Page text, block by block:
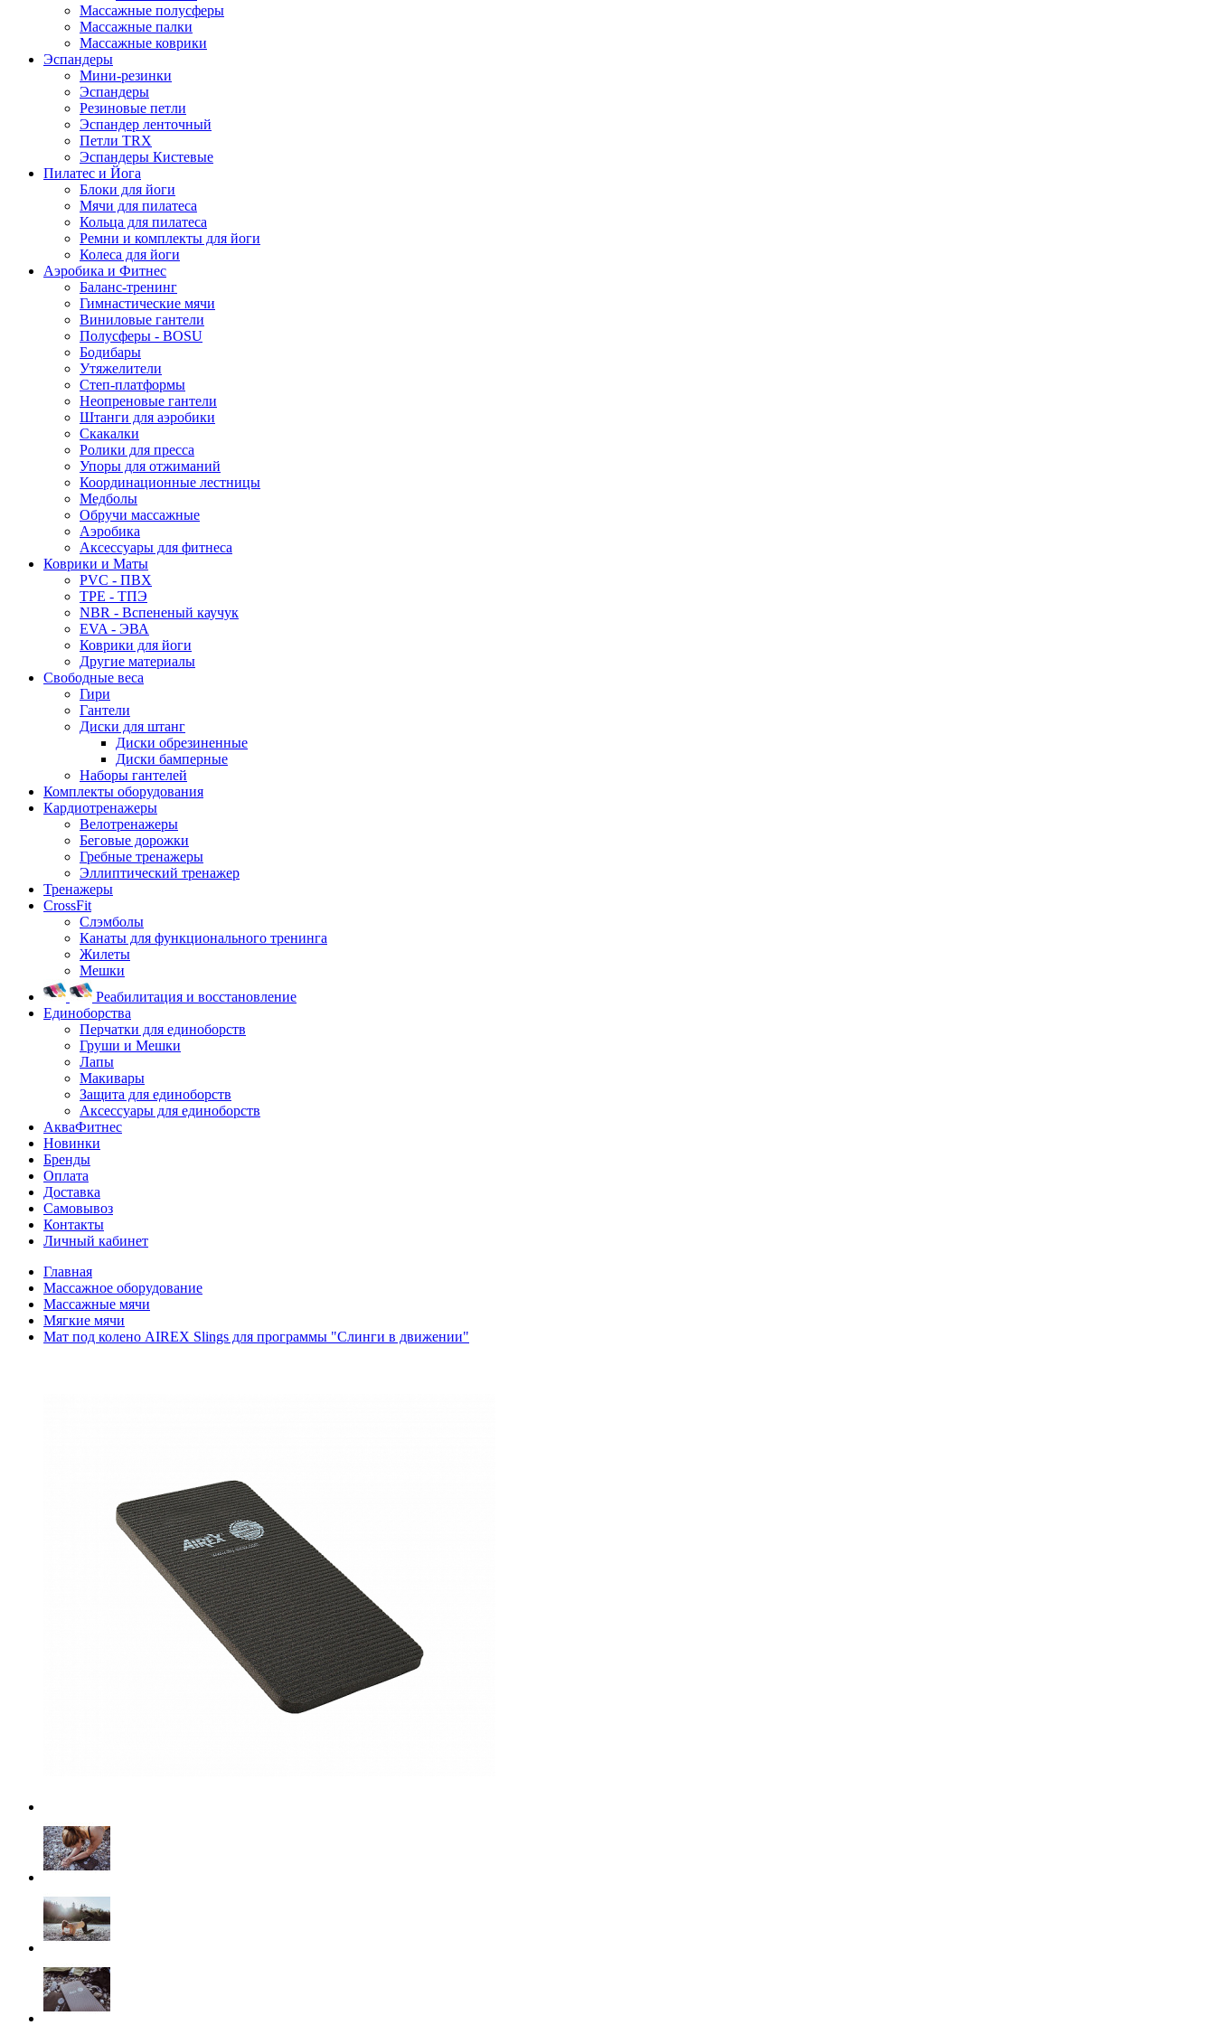
Массажные полусферы
Массажные палки
Массажные коврики
Эспандеры
Мини-резинки
Эспандеры
Резиновые петли
Эспандер ленточный
Петли TRX
Эспандеры Кистевые
Пилатес и Йога
Блоки для йоги
Мячи для пилатеса
Кольца для пилатеса
Ремни и комплекты для йоги
Колеса для йоги
Аэробика и Фитнес
Баланс-тренинг
Гимнастические мячи
Виниловые гантели
Полусферы - BOSU
Бодибары
Утяжелители
Степ-платформы
Неопреновые гантели
Штанги для аэробики
Скакалки
Ролики для пресса
Упоры для отжиманий
Координационные лестницы
Медболы
Обручи массажные
Аэробика
Аксессуары для фитнеса
Коврики и Маты
PVC - ПВХ
TPE - ТПЭ
NBR - Вспененый каучук
EVA - ЭВА
Коврики для йоги
Другие материалы
Свободные веса
Гири
Гантели
Диски для штанг
Диски обрезиненные
Диски бамперные
Наборы гантелей
Комплекты оборудования
Кардиотренажеры
Велотренажеры
Беговые дорожки
Гребные тренажеры
Эллиптический тренажер
Тренажеры
CrossFit
Слэмболы
Канаты для функционального тренинга
Жилеты
Мешки
Реабилитация и восстановление
Единоборства
Перчатки для единоборств
Груши и Мешки
Лапы
Макивары
Защита для единоборств
Аксессуары для единоборств
АкваФитнес
Новинки
Бренды
Оплата
Доставка
Самовывоз
Контакты
Личный кабинет
Главная
Массажное оборудование
Массажные мячи
Мягкие мячи
Мат под колено AIREX Slings для программы "Слинги в движении"